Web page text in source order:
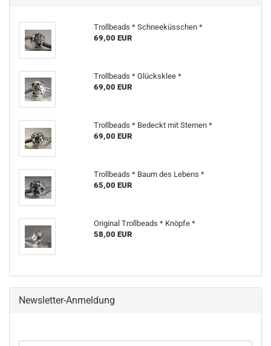
Trollbeads * Schneeküsschen *
69,00 EUR
Trollbeads * Glücksklee *
69,00 EUR
Trollbeads * Bedeckt mit Sternen *
69,00 EUR
Trollbeads * Baum des Lebens *
65,00 EUR
Original Trollbeads * Knöpfe *
58,00 EUR
Newsletter-Anmeldung